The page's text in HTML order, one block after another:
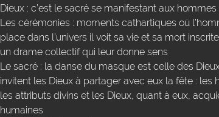
Dieux : c’est le sacré se manifestant aux
Les cérémonies : moments cathartiques où
place dans l’univers il voit sa vie et sa mort
un drame collectif qui leur donne sens
Le sacré : la danse du masque est celle des
invitent les Dieux à partager avec eux la fête : les
les attributs divins et les Dieux, quant à eux,
humaines